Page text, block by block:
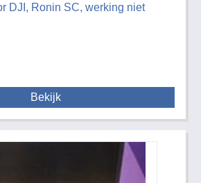
DJI, Ronin SC, werking niet
Bekijk